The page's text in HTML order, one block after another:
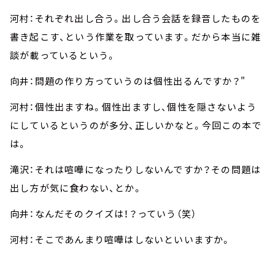
河村：それぞれ出し合う。出し合う会話を録音したものを
書き起こす、という作業を取っています。だから本当に雑
談が載っているという。
向井：問題の作り方っていうのは個性出るんですか？"
河村：個性出ますね。個性出ますし、個性を隠さないよう
にしているというのが多分、正しいかなと。今回この本で
は。
滝沢：それは喧嘩になったりしないんですか？その問題は
出し方が気に食わない、とか。
向井：なんだそのクイズは！？っていう（笑）
河村：そこであんまり喧嘩はしないといいますか。